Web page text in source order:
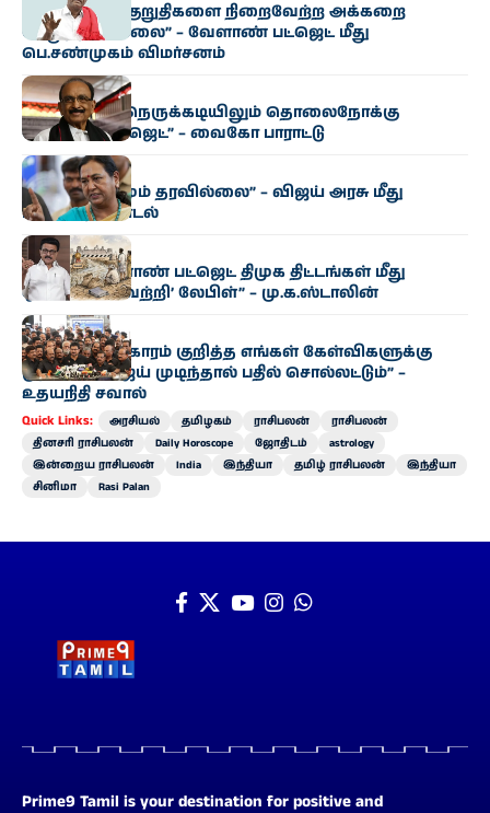
‘தவெக வாக்குறுதிகளை நிறைவேற்ற அக்கறை
செலுத்தவில்லை” – வேளாண் பட்ஜெட் மீது
பெ.சண்முகம் விமர்சனம்
அரசியல்
“மிகுந்த நிதி நெருக்கடியிலும் தொலைநோக்கு
வேளாண் பட்ஜெட்” – வைகோ பாராட்டு
அரசியல்
“எந்த மாற்றமும் தரவில்லை” – விஜய் அரசு மீது
பிரேமலதா சாடல்
அரசியல்
“தமிழக வேளாண் பட்ஜெட் திமுக திட்டங்கள் மீது
ஒட்டப்பட்ட ‘வெற்றி’ லேபிள்” – மு.க.ஸ்டாலின்
அரசியல்
“காவிரி விவகாரம் குறித்த எங்கள் கேள்விகளுக்கு
முதல்வர் விஜய் முடிந்தால் பதில் சொல்லட்டும்” –
உதயநிதி சவால்
Quick Links: அரசியல் தமிழகம் ராசிபலன்
ராசிபலன்
தினசரி ராசிபலன்
Daily Horoscope ஜோதிடம்
astrology
இன்றைய ராசிபலன்
India இந்தியா தமிழ் ராசிபலன்
இந்தியா
சினிமா
Rasi Palan
Prime9 Tamil is your destination for positive and